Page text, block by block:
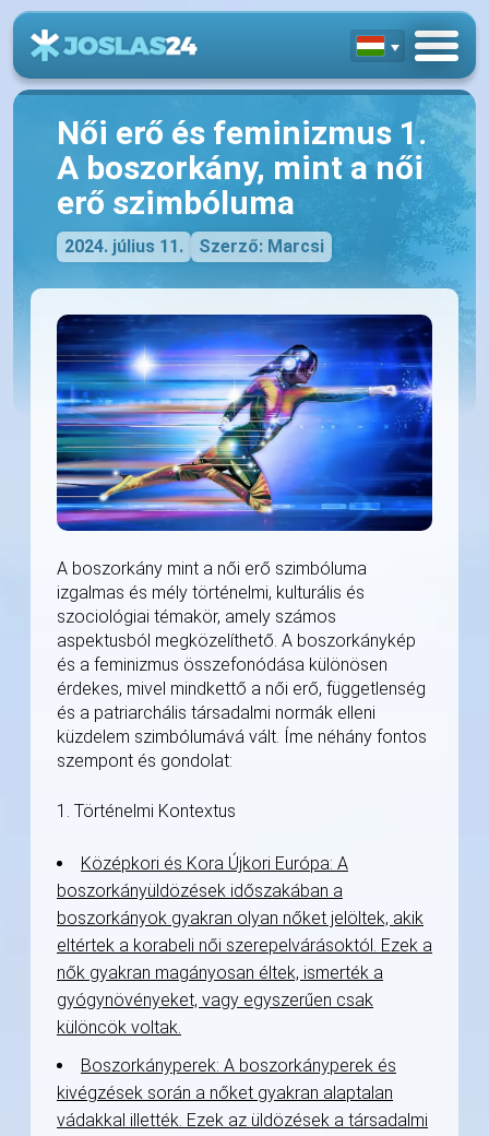
Női erő és feminizmus 1.
A boszorkány, mint a női
erő szimbóluma
2024. július 11. Szerző: Marcsi
A boszorkány mint a női erő szimbóluma
izgalmas és mély történelmi, kulturális és
szociológiai témakör, amely számos
aspektusból megközelíthető. A boszorkánykép
és a feminizmus összefonódása különösen
érdekes, mivel mindkettő a női erő, függetlenség
és a patriarchális társadalmi normák elleni
küzdelem szimbólumává vált. Íme néhány fontos
szempont és gondolat:
1. Történelmi Kontextus
Középkori és Kora Újkori Európa: A
boszorkányüldözések időszakában a
boszorkányok gyakran olyan nőket jelöltek, akik
eltértek a korabeli női szerepelvárásoktól. Ezek a
nők gyakran magányosan éltek, ismerték a
gyógynövényeket, vagy egyszerűen csak
különcök voltak.
Boszorkányperek: A boszorkányperek és
kivégzések során a nőket gyakran alaptalan
vádakkal illették. Ezek az üldözések a társadalmi